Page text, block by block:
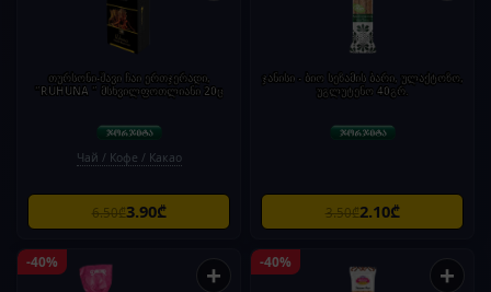
თურსონი-შავი ჩაი ერთჯერადი,
"RUHUNA " მსხვილფოთლიანი 20ც
Чай / Кофе / Какао
6.50₾3.90₾
ჯანისი - ბიო სეზამის ბარი, ულაქტოზო,
უგლუტენო 40გრ.
3.50₾2.10₾
-40% + -40% +